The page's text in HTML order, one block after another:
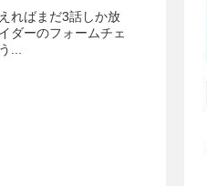
ればまだ3話しか放
ダーのフォームチェ
...